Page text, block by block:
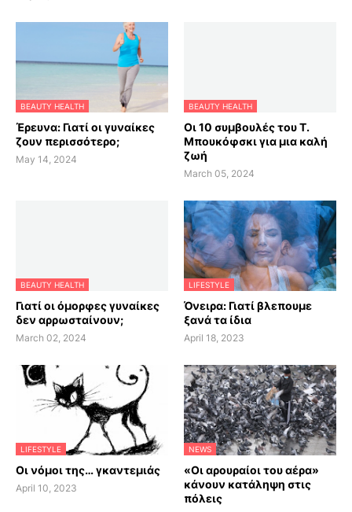
BEAUTY HEALTH
Έρευνα: Γιατί οι γυναίκες
ζουν περισσότερο;
May 14, 2024
BEAUTY HEALTH
Οι 10 συμβουλές του Τ.
Μπουκόφσκι για μια καλή
ζωή
March 05, 2024
BEAUTY HEALTH
Γιατί οι όμορφες γυναίκες
δεν αρρωσταίνουν;
March 02, 2024
LIFESTYLE
Όνειρα: Γιατί βλεπουμε
ξανά τα ίδια
April 18, 2023
LIFESTYLE
Οι νόμοι της… γκαντεμιάς
April 10, 2023
NEWS
«Οι αρουραίοι του αέρα»
κάνουν κατάληψη στις
πόλεις